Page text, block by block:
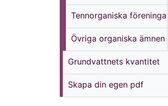
Tennorganiska föreningar
Övriga organiska ämnen
Grundvattnets kvantitet
Skapa din egen pdf